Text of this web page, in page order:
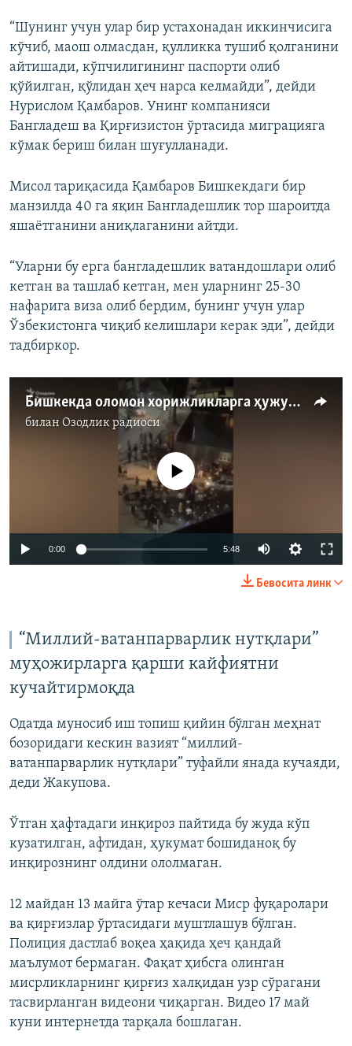
“Шунинг учун улар бир устахонадан иккинчисига
кўчиб, маош олмасдан, қулликка тушиб қолганини
айтишади, кўпчилигининг паспорти олиб
қўйилган, қўлидан ҳеч нарса келмайди”, дейди
Нурислом Қамбаров. Унинг компанияси
Бангладеш ва Қирғизистон ўртасида миграцияга
кўмак бериш билан шуғулланади.
Мисол тариқасида Қамбаров Бишкекдаги бир
манзилда 40 га яқин Бангладешлик тор шароитда
яшаётганини аниқлаганини айтди.
“Уларни бу ерга бангладешлик ватандошлари олиб
кетган ва ташлаб кетган, мен уларнинг 25-30
нафарига виза олиб бердим, бунинг учун улар
Ўзбекистонга чиқиб келишлари керак эди”, дейди
тадбиркор.
Бишкекда оломон хорижликларга ҳужум қилди - ўнлаб одам яраланган, 4 киши ҳибсда
билан Озодлик радиоси
720p 1080p
Айни дамда медиа-манба мавжуд эмас
0:00 5:48
Бевосита линк
“Миллий-ватанпарварлик нутқлари”
муҳожирларга қарши кайфиятни
кучайтирмоқда
Одатда муносиб иш топиш қийин бўлган меҳнат
бозоридаги кескин вазият “миллий-
ватанпарварлик нутқлари” туфайли янада кучаяди,
деди Жакупова.
Ўтган ҳафтадаги инқироз пайтида бу жуда кўп
кузатилган, афтидан, ҳукумат бошиданоқ бу
инқирознинг олдини ололмаган.
12 майдан 13 майга ўтар кечаси Миср фуқаролари
ва қирғизлар ўртасидаги муштлашув бўлган.
Полиция дастлаб воқеа ҳақида ҳеч қандай
маълумот бермаган. Фақат ҳибсга олинган
мисрликларнинг қирғиз халқидан узр сўрагани
тасвирланган видеони чиқарган. Видео 17 май
куни интернетда тарқала бошлаган.